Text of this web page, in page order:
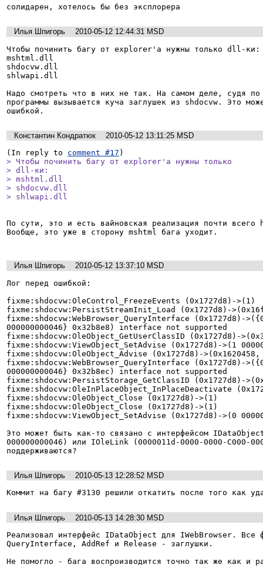
солидарен, хотелось бы без эксплорера
Илья Шпигорь
2010-05-12 12:44:31 MSD
Чтобы починить багу от explorer'а нужны только dll-ки:
mshtml.dll
shdocvw.dll
shlwapi.dll
Надо смотреть что в них не так. На самом деле, судя по
программы вызывается куча заглушек из shdocvw. Это
ошибкой.
Константин Кондратюк
2010-05-12 13:11:25 MSD
(In reply to comment #17
> Чтобы починить багу от explorer'а нужны только
> dll-ки:
> mshtml.dll
> shdocvw.dll
> shlwapi.dll
По сути, это и есть вайновская реализация почти
Вообще, это уже в сторону mshtml бага уходит.
Илья Шпигорь
2010-05-12 13:37:10 MSD
Лог перед ошибкой:
fixme:shdocvw:OleControl_FreezeEvents (0x1727d8)->(1)
fixme:shdocvw:PersistStreamInit_Load (0x1727d8)-
fixme:shdocvw:WebBrowser_QueryInterface (0x1727d8)-
000000000046} 0x32b8e8) interface not supported
fixme:shdocvw:OleObject_GetUserClassID (0x1727d8)-
fixme:shdocvw:ViewObject_SetAdvise (0x1727d8)->(1
fixme:shdocvw:OleObject_Advise (0x1727d8)->(0x1620458,
fixme:shdocvw:WebBrowser_QueryInterface (0x1727d8)-
000000000046} 0x32b8ec) interface not supported
fixme:shdocvw:PersistStorage_GetClassID (0x1727d8)-
fixme:shdocvw:OleInPlaceObject_InPlaceDeactivate
fixme:shdocvw:OleObject_Close (0x1727d8)->(1)
fixme:shdocvw:OleObject_Close (0x1727d8)->(1)
fixme:shdocvw:ViewObject_SetAdvise (0x1727d8)->(0
Это может быть как-то связано с интерфейсом
000000000046) или IOleLink (0000011d-0000-0000-C000-
поддерживаются?
Илья Шпигорь
2010-05-13 12:28:52 MSD
Коммит на багу #3130 решили откатить после того как
Илья Шпигорь
2010-05-13 14:28:30 MSD
Реализовал интерфейс IDataObject для IWebBrowser. Все
QueryInterface, AddRef и Release - заглушки.
Не помогло - бага воспроизводится точно так же как и